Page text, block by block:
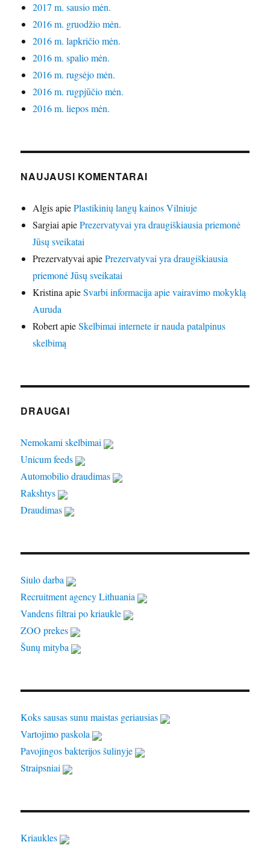
2017 m. sausio mėn.
2016 m. gruodžio mėn.
2016 m. lapkričio mėn.
2016 m. spalio mėn.
2016 m. rugsėjo mėn.
2016 m. rugpjūčio mėn.
2016 m. liepos mėn.
NAUJAUSI KOMENTARAI
AlgisapiePlastikinių langų kainos Vilniuje
SargiaiapiePrezervatyvai yra draugiškiausia priemonė
Jūsų sveikatai
PrezervatyvaiapiePrezervatyvai yra draugiškiausia
priemonė Jūsų sveikatai
KristinaapieSvarbi informacija apie vairavimo mokyklą
Auruda
RobertapieSkelbimai internete ir nauda patalpinus
skelbimą
DRAUGAI
Nemokami skelbimai
Unicum feeds
Automobilio draudimas
Rakshtys
Draudimas
Siulo darba
Recruitment agency Lithuania
Vandens filtrai po kriaukle
ZOO prekes
Šunų mityba
Koks sausas sunu maistas geriausias
Vartojimo paskola
Pavojingos bakterijos šulinyje
Straipsniai
Kriaukles